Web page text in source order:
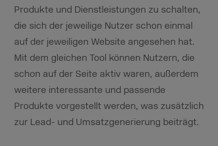
Produkte und Dienstleistungen zu schalten,
die sich der jeweilige Nutzer schon einmal
auf der jeweiligen Website angesehen hat.
Mit dem gleichen Tool können Nutzern, die
schon auf der Seite aktiv waren, außerdem
weitere interessante und passende
Produkte vorgestellt werden, was zusätzlich
zur Lead- und Umsatzgenerierung beiträgt.